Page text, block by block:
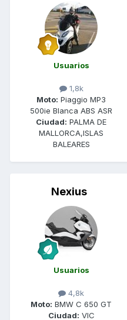
Usuarios
1,8k
Moto: Piaggio MP3
500ie Blanca ABS ASR
Ciudad: PALMA DE
MALLORCA,ISLAS
BALEARES
Nexius
Usuarios
4,8k
Moto: BMW C 650 GT
Ciudad: VIC